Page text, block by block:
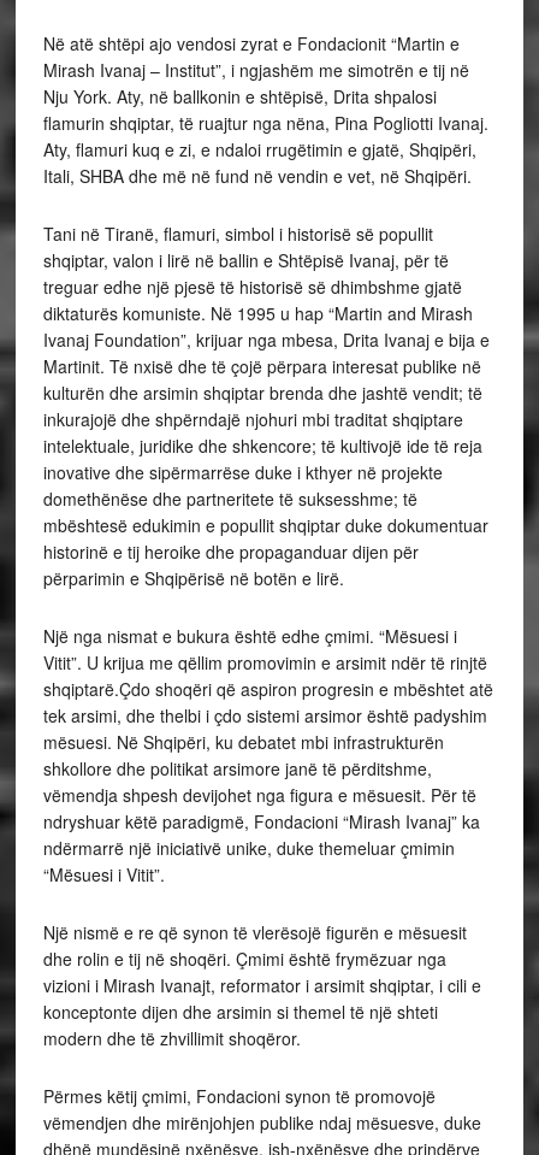
Në atë shtëpi ajo vendosi zyrat e Fondacionit “Martin e
Mirash Ivanaj – Institut”, i ngjashëm me simotrën e tij në
Nju York. Aty, në ballkonin e shtëpisë, Drita shpalosi
flamurin shqiptar, të ruajtur nga nëna, Pina Pogliotti Ivanaj.
Aty, flamuri kuq e zi, e ndaloi rrugëtimin e gjatë, Shqipëri,
Itali, SHBA dhe më në fund në vendin e vet, në Shqipëri.
Tani në Tiranë, flamuri, simbol i historisë së popullit
shqiptar, valon i lirë në ballin e Shtëpisë Ivanaj, për të
treguar edhe një pjesë të historisë së dhimbshme gjatë
diktaturës komuniste. Në 1995 u hap “Martin and Mirash
Ivanaj Foundation”, krijuar nga mbesa, Drita Ivanaj e bija e
Martinit. Të nxisë dhe të çojë përpara interesat publike në
kulturën dhe arsimin shqiptar brenda dhe jashtë vendit; të
inkurajojë dhe shpërndajë njohuri mbi traditat shqiptare
intelektuale, juridike dhe shkencore; të kultivojë ide të reja
inovative dhe sipërmarrëse duke i kthyer në projekte
domethënëse dhe partneritete të suksesshme; të
mbështesë edukimin e popullit shqiptar duke dokumentuar
historinë e tij heroike dhe propaganduar dijen për
përparimin e Shqipërisë në botën e lirë.
Një nga nismat e bukura është edhe çmimi. “Mësuesi i
Vitit”. U krijua me qëllim promovimin e arsimit ndër të rinjtë
shqiptarë.Çdo shoqëri që aspiron progresin e mbështet atë
tek arsimi, dhe thelbi i çdo sistemi arsimor është padyshim
mësuesi. Në Shqipëri, ku debatet mbi infrastrukturën
shkollore dhe politikat arsimore janë të përditshme,
vëmendja shpesh devijohet nga figura e mësuesit. Për të
ndryshuar këtë paradigmë, Fondacioni “Mirash Ivanaj” ka
ndërmarrë një iniciativë unike, duke themeluar çmimin
“Mësuesi i Vitit”.
Një nismë e re që synon të vlerësojë figurën e mësuesit
dhe rolin e tij në shoqëri. Çmimi është frymëzuar nga
vizioni i Mirash Ivanajt, reformator i arsimit shqiptar, i cili e
konceptonte dijen dhe arsimin si themel të një shteti
modern dhe të zhvillimit shoqëror.
Përmes këtij çmimi, Fondacioni synon të promovojë
vëmendjen dhe mirënjohjen publike ndaj mësuesve, duke
dhënë mundësinë nxënësve, ish-nxënësve dhe prindërve